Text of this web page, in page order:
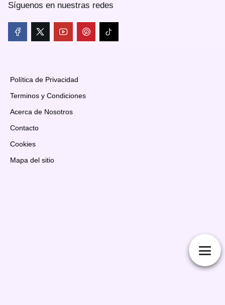
Síguenos en nuestras redes
Política de Privacidad
Terminos y Condiciones
Acerca de Nosotros
Contacto
Cookies
Mapa del sitio